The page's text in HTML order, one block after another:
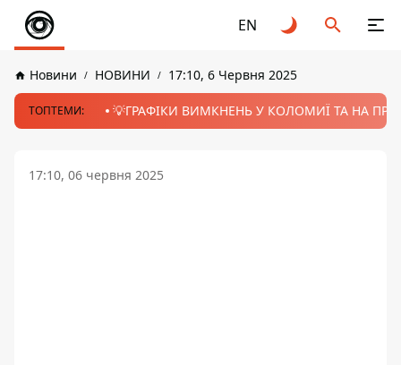
EN
Новини НОВИНИ 17:10, 6 Червня 2025
ТОПТЕМИ: 💡ГРАФІКИ ВИМКНЕНЬ У КОЛОМИЇ ТА НА
17:10, 06 червня 2025